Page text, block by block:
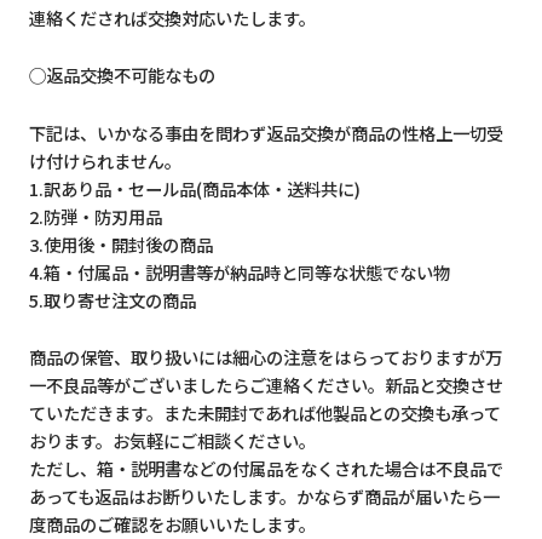
連絡くだされば交換対応いたします。
◯返品交換不可能なもの
下記は、いかなる事由を問わず返品交換が商品の性格上一切受
け付けられません。
1.訳あり品・セール品(商品本体・送料共に)
2.防弾・防刃用品
3.使用後・開封後の商品
4.箱・付属品・説明書等が納品時と同等な状態でない物
5.取り寄せ注文の商品
商品の保管、取り扱いには細心の注意をはらっておりますが万
一不良品等がございましたらご連絡ください。新品と交換させ
ていただきます。また未開封であれば他製品との交換も承って
おります。お気軽にご相談ください。
ただし、箱・説明書などの付属品をなくされた場合は不良品で
あっても返品はお断りいたします。かならず商品が届いたら一
度商品のご確認をお願いいたします。